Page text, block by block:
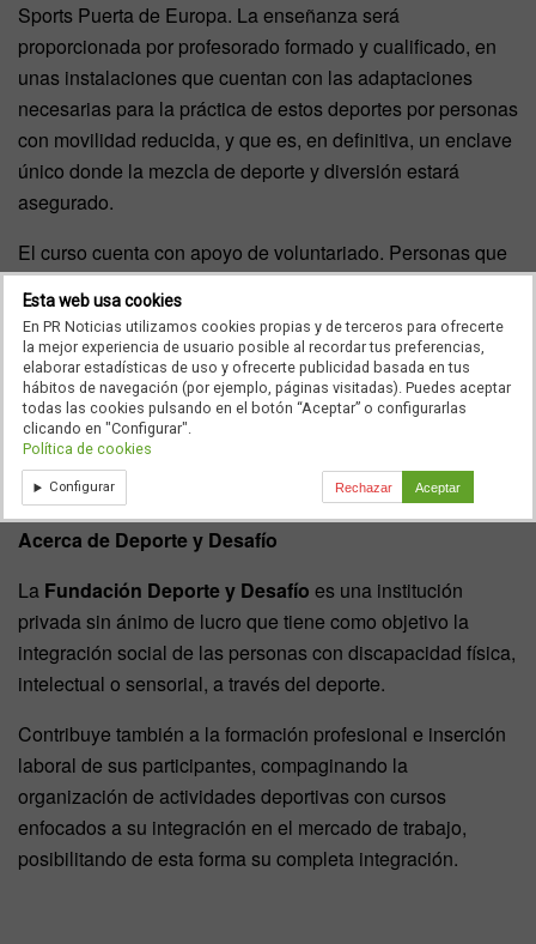
Sports Puerta de Europa. La enseñanza será
proporcionada por profesorado formado y cualificado, en
unas instalaciones que cuentan con las adaptaciones
necesarias para la práctica de estos deportes por personas
con movilidad reducida, y que es, en definitiva, un enclave
único donde la mezcla de deporte y diversión estará
asegurado.
El curso cuenta con apoyo de voluntariado. Personas que
desinteresadamente ofrecen su tiempo para ayudar en lo
necesario a los participantes del curso.
A partir de este jueves y hasta el 31 de enero del 2019, 15
participantes, acompañados de voluntarios y profesores,
tendrán una cita obligada con el bienestar físico y social
que ofrecen las diferentes modalidades deportivas que se
practicarán durante este curso.
Acerca de Deporte y Desafío
La Fundación Deporte y Desafío es una institución
privada sin ánimo de lucro que tiene como objetivo la
integración social de las personas con discapacidad física,
intelectual o sensorial, a través del deporte.
Contribuye también a la formación profesional e inserción
laboral de sus participantes, compaginando la
organización de actividades deportivas con cursos
enfocados a su integración en el mercado de trabajo,
posibilitando de esta forma su completa integración.
Esta web usa cookies
En PR Noticias utilizamos cookies propias y de terceros para ofrecerte
la mejor experiencia de usuario posible al recordar tus preferencias,
elaborar estadísticas de uso y ofrecerte publicidad basada en tus
hábitos de navegación (por ejemplo, páginas visitadas). Puedes aceptar
todas las cookies pulsando en el botón “Aceptar” o configurarlas
clicando en "Configurar".
Política de cookies
Configurar Rechazar Aceptar